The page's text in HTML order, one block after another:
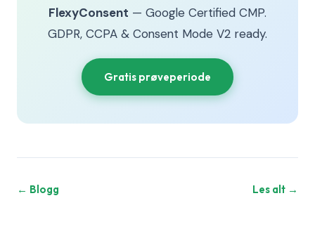
FlexyConsent — Google Certified CMP.
GDPR, CCPA & Consent Mode V2 ready.
Gratis prøveperiode
← Blogg Les alt →